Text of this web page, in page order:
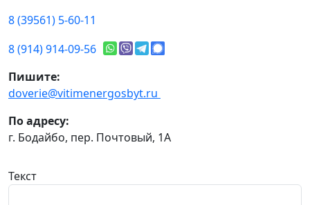
8 (39561) 5-60-11
8 (914) 914-09-56
Пишите:
doverie@vitimenergosbyt.ru
По адресу:
г. Бодайбо, пер. Почтовый, 1А
Текст